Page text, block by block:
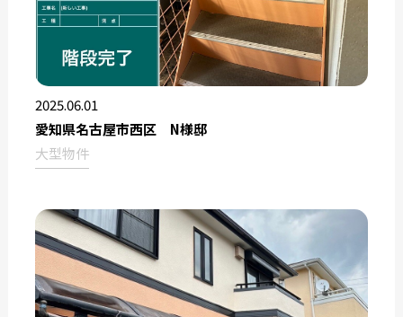
2025.06.01
愛知県名古屋市西区 N様邸
大型物件